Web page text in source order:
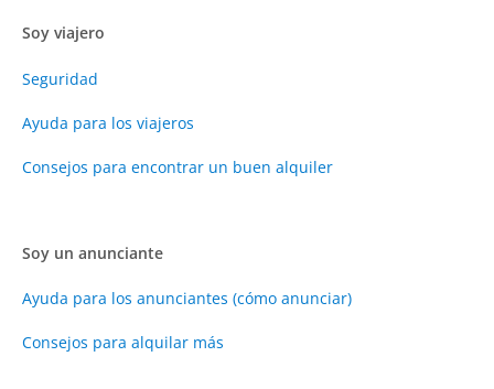
Soy viajero
Seguridad
Ayuda para los viajeros
Consejos para encontrar un buen alquiler
Soy un anunciante
Ayuda para los anunciantes (cómo anunciar)
Consejos para alquilar más